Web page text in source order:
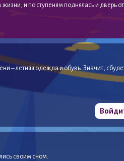
и по ступеням поднялась и дверь
– летняя одежда и обувь. Значит,
своим сном.